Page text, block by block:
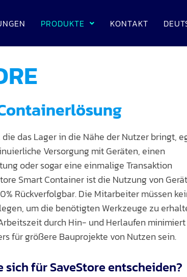
PRODUKTE KONTAKT
das Lager in die Nähe der Nutzer bringt,
Versorgung mit Geräten, einen
oder sogar eine einmalige Transaktion
Smart Container ist die Nutzung von
Rückverfolgbar. Die Mitarbeiter müssen
um die benötigten Werkzeuge zu
durch Hin- und Herlaufen minimiert
für größere Bauprojekte von Nutzen sein.
sich für SaveStore entscheiden?